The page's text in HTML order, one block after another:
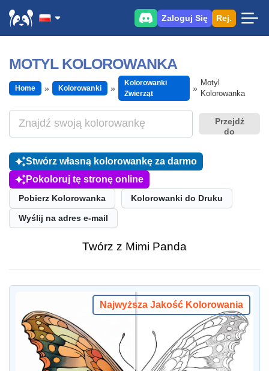
Zaloguj Się Rej.
MOTYL KOLOROWANKA
Home Kolorowanki
Kolorowanki
Zwierząt
Motyl
Kolorowanka
Przejdź
do
Stwórz własną kolorowankę za darmo
Pokoloruj tę stronę online
Pobierz Kolorowanka Kolorowanki do Druku
Wyślij na adres e-mail
Twórz z Mimi Panda
Najwyższa Jakość Kolorowania